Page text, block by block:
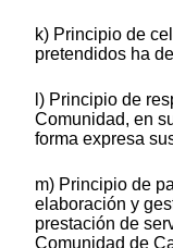
k) Principio de
pretendidos ha
l) Principio de
Comunidad, en
forma expresa
m) Principio de
elaboración y
prestación de
Comunidad de